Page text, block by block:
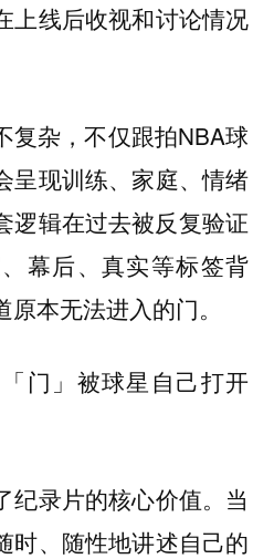
上线后收视和讨论情况
复杂，不仅跟拍NBA球
呈现训练、家庭、情绪
辑在过去被反复验证
幕后、真实等标签背
本无法进入的门。
门」被球星自己打开
纪录片的核心价值。当
时、随性地讲述自己的